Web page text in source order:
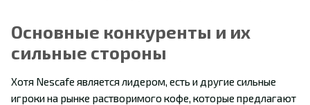
Основные конкуренты и их
сильные стороны
Хотя Nescafe является лидером, есть и другие сильные
игроки на рынке растворимого кофе, которые предлагают